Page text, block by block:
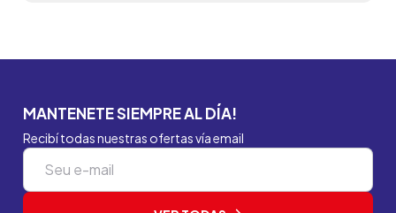
MANTENETE SIEMPRE AL DÍA!
Recibí todas nuestras ofertas vía email